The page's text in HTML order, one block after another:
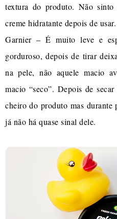
textura do produto. Não sinto
creme hidratante depois de usar.
Garnier – É muito leve e
gorduroso, depois de tirar
na pele, não aquele macio
macio “seco”. Depois de
cheiro do produto mas durante
já não há quase sinal dele.